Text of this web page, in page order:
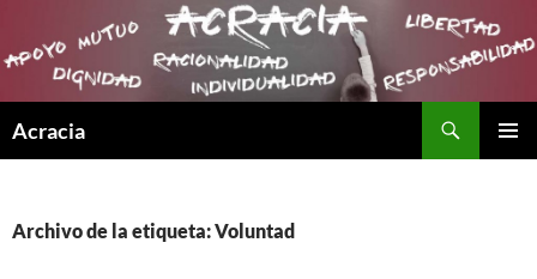
Acracia
Archivo de la etiqueta: Voluntad